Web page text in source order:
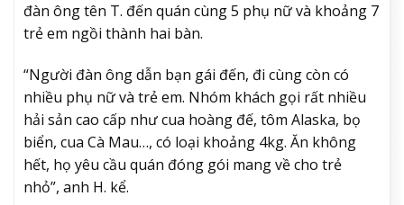
đàn ông tên T. đến quán cùng 5 phụ nữ và khoảng 7
trẻ em ngồi thành hai bàn.
“Người đàn ông dẫn bạn gái đến, đi cùng còn có
nhiều phụ nữ và trẻ em. Nhóm khách gọi rất nhiều
hải sản cao cấp như cua hoàng đế, tôm Alaska, bọ
biển, cua Cà Mau…, có loại khoảng 4kg. Ăn không
hết, họ yêu cầu quán đóng gói mang về cho trẻ
nhỏ”, anh H. kể.